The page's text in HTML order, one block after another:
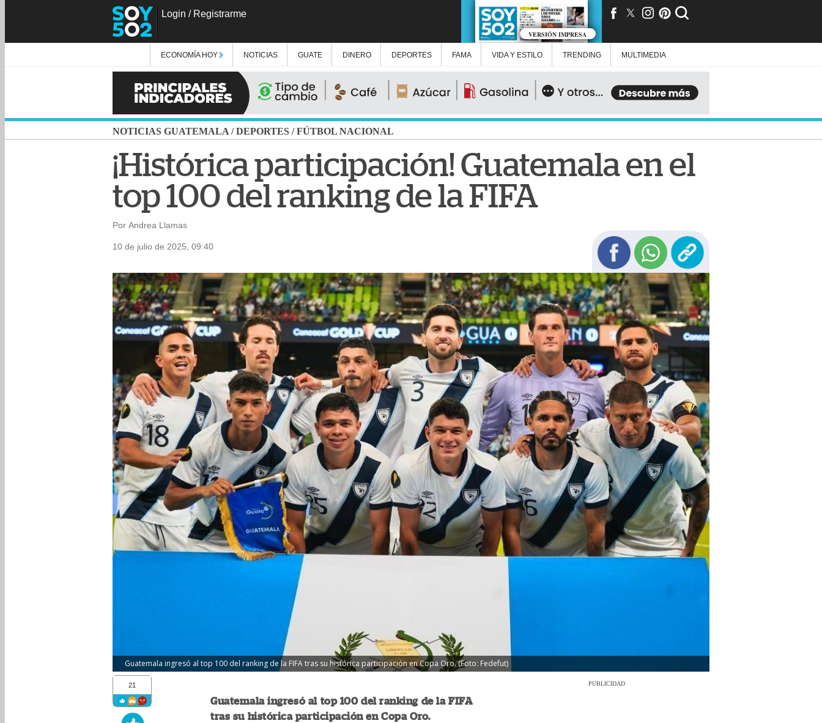
Login / Registrarme
VERSIÓN IMPRESA
ECONOMÍA HOY NOTICIAS GUATE DINERO DEPORTES FAMA VIDA Y ESTILO TRENDING MULTIMEDIA
NOTICIAS GUATEMALA /DEPORTES /FÚTBOL NACIONAL
¡Histórica participación! Guatemala en el
top 100 del ranking de la FIFA
Por Andrea Llamas
10 de julio de 2025, 09:40
Guatemala ingresó al top 100 del ranking de la FIFA tras su histórica participación en Copa Oro. (Foto: Fedefut)
21
Guatemala ingresó al top 100 del ranking de la FIFA
tras su histórica participación en Copa Oro.
PUBLICIDAD